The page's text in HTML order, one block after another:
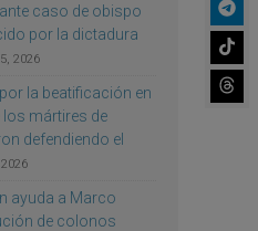
caso de obispo
por la dictadura
2026
la beatificación en
los mártires de
defendiendo el
ayuda a Marco
de colonos